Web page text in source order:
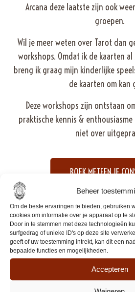
Beheer
Om de beste ervaringen te bieden, gebruiken
cookies om informatie over je apparaat op te
Door in te stemmen met deze technologieën
surfgedrag of unieke ID's op deze site
geeft of uw toestemming intrekt, kan dit een
bepaalde functies en mogelijkheden.
Accepteren
Arcana deze laatste zijn ook
groepen.
Wil je meer weten over Tarot dan
workshops. Omdat ik de kaarten
breng ik graag mijn kinderlijke
de kaarten om kan
Deze workshops zijn ontstaan
praktische kennis & enthousiasme
niet over
BOEK METEEN JE